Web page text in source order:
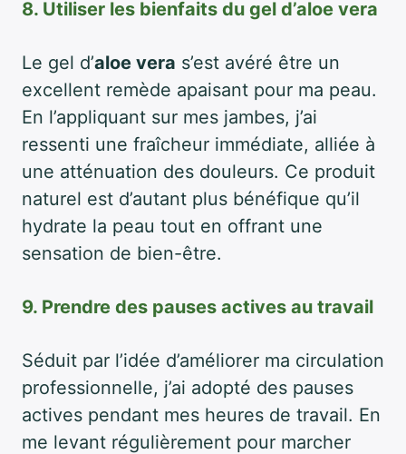
8. Utiliser les bienfaits du gel d’aloe vera
Le gel d’aloe vera s’est avéré être un
excellent remède apaisant pour ma peau.
En l’appliquant sur mes jambes, j’ai
ressenti une fraîcheur immédiate, alliée à
une atténuation des douleurs. Ce produit
naturel est d’autant plus bénéfique qu’il
hydrate la peau tout en offrant une
sensation de bien-être.
9. Prendre des pauses actives au travail
Séduit par l’idée d’améliorer ma circulation
professionnelle, j’ai adopté des pauses
actives pendant mes heures de travail. En
me levant régulièrement pour marcher